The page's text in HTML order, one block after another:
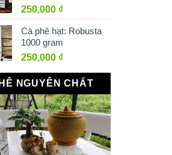
250,000 ₫
Cà phê hạt: Robusta
1000 gram
250,000 ₫
NGUYÊN CHẤT